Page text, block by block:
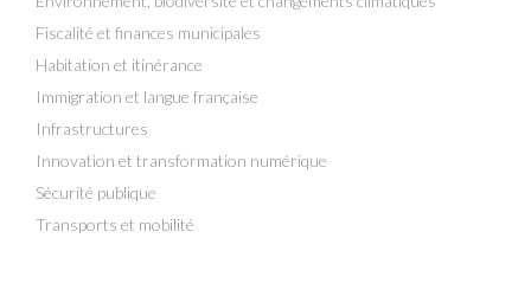
Fiscalité et finances municipales
Habitation et itinérance
Immigration et langue française
Infrastructures
Innovation et transformation numérique
Sécurité publique
Transports et mobilité